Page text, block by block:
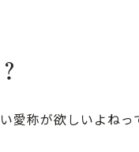
愛称が欲しいよね